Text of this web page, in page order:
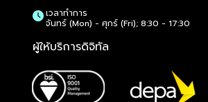
เวลาทำการ
จันทร์ (Mon) - ศุกร์ (Fri); 8:30 - 17:30
ผู้ให้บริการดิจิทัล